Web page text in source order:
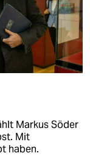
Markus Söder
Mit
haben.